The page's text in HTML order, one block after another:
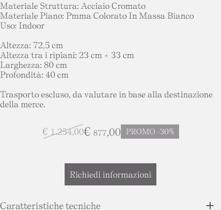
Materiale Struttura: Acciaio Cromato
Materiale Piano: Pmma Colorato In Massa Bianco
Uso: Indoor
Altezza: 72,5 cm
Altezza tra i ripiani: 23 cm + 33 cm
Larghezza: 80 cm
Profondità: 40 cm
Trasporto escluso, da valutare in base alla destinazione
della merce.
€ 1.254,00€ 877,00 PROMO -30%
Richiedi informazioni
Caratteristiche tecniche